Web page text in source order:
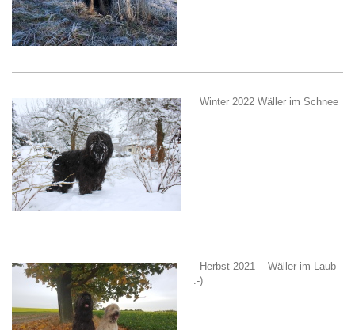
Winter 2022 Wäller im Schnee
Herbst 2021 Wäller im Laub
:-)